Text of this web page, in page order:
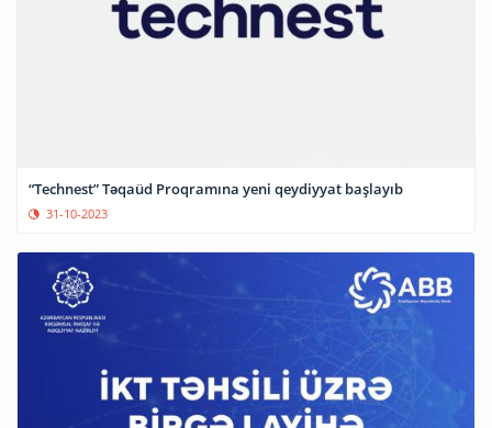
“Technest” Təqaüd Proqramına yeni qeydiyyat başlayıb
31-10-2023